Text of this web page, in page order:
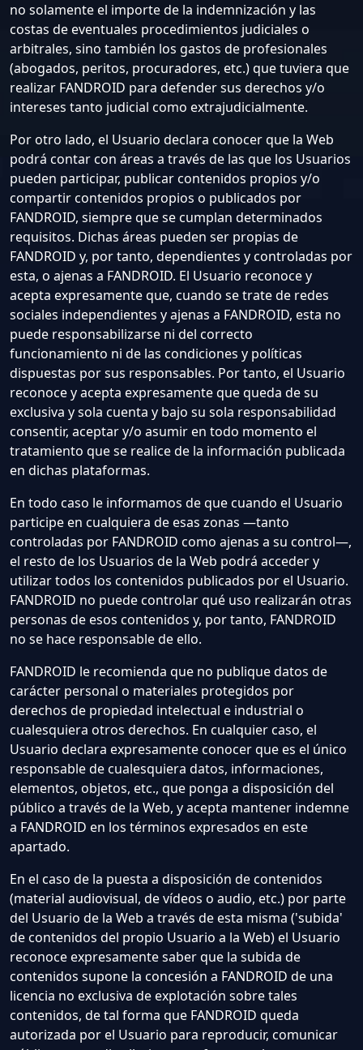
no solamente el importe de la indemnización y las
costas de eventuales procedimientos judiciales o
arbitrales, sino también los gastos de profesionales
(abogados, peritos, procuradores, etc.) que tuviera que
realizar FANDROID para defender sus derechos y/o
intereses tanto judicial como extrajudicialmente.
Por otro lado, el Usuario declara conocer que la Web
podrá contar con áreas a través de las que los Usuarios
pueden participar, publicar contenidos propios y/o
compartir contenidos propios o publicados por
FANDROID, siempre que se cumplan determinados
requisitos. Dichas áreas pueden ser propias de
FANDROID y, por tanto, dependientes y controladas por
esta, o ajenas a FANDROID. El Usuario reconoce y
acepta expresamente que, cuando se trate de redes
sociales independientes y ajenas a FANDROID, esta no
puede responsabilizarse ni del correcto
funcionamiento ni de las condiciones y políticas
dispuestas por sus responsables. Por tanto, el Usuario
reconoce y acepta expresamente que queda de su
exclusiva y sola cuenta y bajo su sola responsabilidad
consentir, aceptar y/o asumir en todo momento el
tratamiento que se realice de la información publicada
en dichas plataformas.
En todo caso le informamos de que cuando el Usuario
participe en cualquiera de esas zonas —tanto
controladas por FANDROID como ajenas a su control—,
el resto de los Usuarios de la Web podrá acceder y
utilizar todos los contenidos publicados por el Usuario.
FANDROID no puede controlar qué uso realizarán otras
personas de esos contenidos y, por tanto, FANDROID
no se hace responsable de ello.
FANDROID le recomienda que no publique datos de
carácter personal o materiales protegidos por
derechos de propiedad intelectual e industrial o
cualesquiera otros derechos. En cualquier caso, el
Usuario declara expresamente conocer que es el único
responsable de cualesquiera datos, informaciones,
elementos, objetos, etc., que ponga a disposición del
público a través de la Web, y acepta mantener indemne
a FANDROID en los términos expresados en este
apartado.
En el caso de la puesta a disposición de contenidos
(material audiovisual, de vídeos o audio, etc.) por parte
del Usuario de la Web a través de esta misma ('subida'
de contenidos del propio Usuario a la Web) el Usuario
reconoce expresamente saber que la subida de
contenidos supone la concesión a FANDROID de una
licencia no exclusiva de explotación sobre tales
contenidos, de tal forma que FANDROID queda
autorizada por el Usuario para reproducir, comunicar